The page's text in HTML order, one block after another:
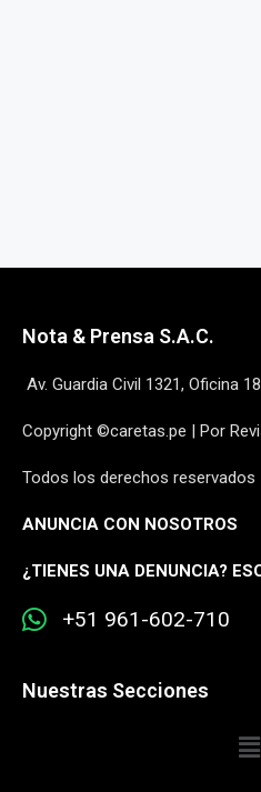
Nota & Prensa S.A.C.
Av. Guardia Civil 1321, Oficina
Copyright ©caretas.pe | Por
Todos los derechos reservados
ANUNCIA CON NOSOTROS
¿TIENES UNA DENUNCIA?
+51 961-602-710
Nuestras Secciones